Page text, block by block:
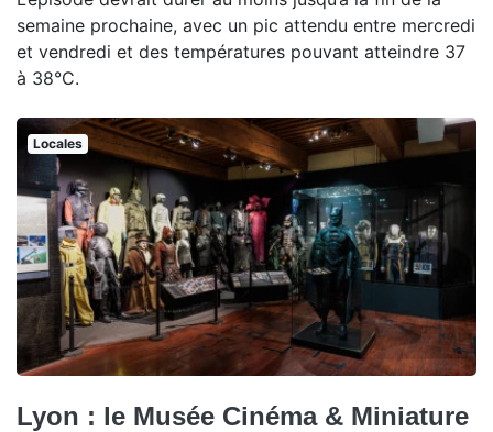
semaine prochaine, avec un pic attendu entre mercredi
et vendredi et des températures pouvant atteindre 37
à 38°C.
Locales
Lyon : le Musée Cinéma & Miniature